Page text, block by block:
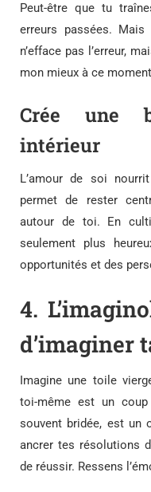
Peut-être que tu
erreurs passées.
n’efface pas l’erreur,
mon mieux à ce
Crée une
intérieur
L’amour de soi
permet de rester
autour de toi. En
seulement plus
opportunités et des
4.
d’imaginer
Imagine une toile
toi-même est un
souvent bridée, est un
ancrer tes résolutions
de réussir. Ressens